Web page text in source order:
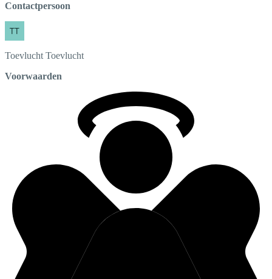
Contactpersoon
Toevlucht Toevlucht
Voorwaarden